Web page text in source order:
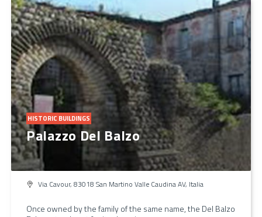
HISTORIC BUILDINGS
Palazzo Del Balzo
Via Cavour, 83018 San Martino Valle Caudina AV, Italia
Once owned by the family of the same name, the Del Balzo